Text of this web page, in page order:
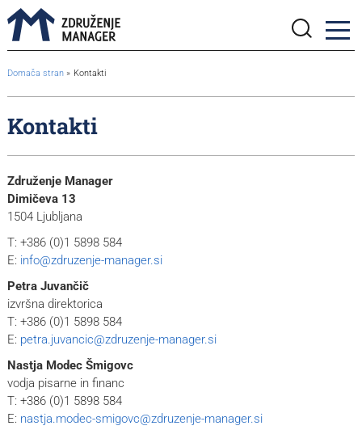
BreadcrumbsTemplate.TITLE_A11Y
Domača stran Kontakti
Kontakti
Združenje Manager
Dimičeva 13
1504 Ljubljana
T: +386 (0)1 5898 584
E: info@zdruzenje-manager.si
Petra Juvančič
izvršna direktorica
T: +386 (0)1 5898 584
E: petra.juvancic@zdruzenje-manager.si
Nastja Modec Šmigovc
vodja pisarne in financ
T: +386 (0)1 5898 584
E: nastja.modec-smigovc@zdruzenje-manager.si